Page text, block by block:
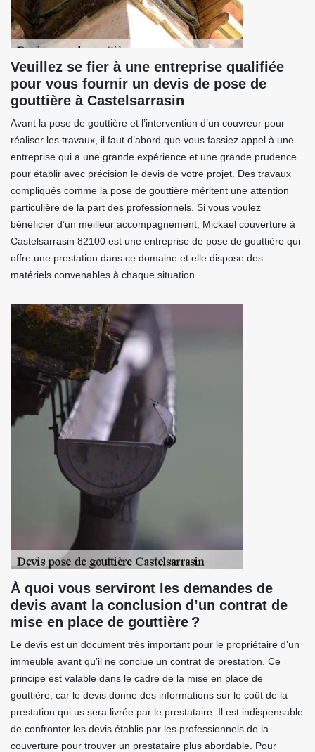
Veuillez se fier à une entreprise qualifiée
pour vous fournir un devis de pose de
gouttière à Castelsarrasin
Avant la pose de gouttière et l’intervention d’un couvreur pour
réaliser les travaux, il faut d’abord que vous fassiez appel à une
entreprise qui a une grande expérience et une grande prudence
pour établir avec précision le devis de votre projet. Des travaux
compliqués comme la pose de gouttière méritent une attention
particulière de la part des professionnels. Si vous voulez
bénéficier d’un meilleur accompagnement, Mickael couverture à
Castelsarrasin 82100 est une entreprise de pose de gouttière qui
offre une prestation dans ce domaine et elle dispose des
matériels convenables à chaque situation.
À quoi vous serviront les demandes de
devis avant la conclusion d’un contrat de
mise en place de gouttière ?
Le devis est un document très important pour le propriétaire d’un
immeuble avant qu’il ne conclue un contrat de prestation. Ce
principe est valable dans le cadre de la mise en place de
gouttière, car le devis donne des informations sur le coût de la
prestation qui us sera livrée par le prestataire. Il est indispensable
de confronter les devis établis par les professionnels de la
couverture pour trouver un prestataire plus abordable. Pour